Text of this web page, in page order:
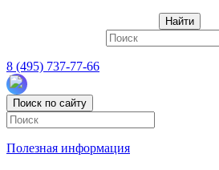
Найти
8 (495) 737-77-66
Поиск по сайту
Полезная информация